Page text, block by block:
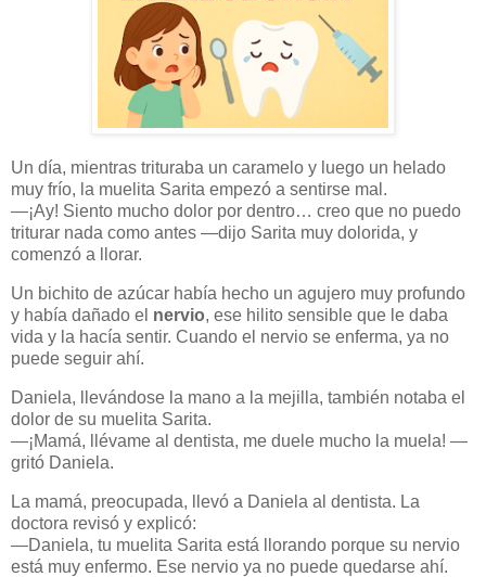
Un día, mientras trituraba un caramelo y luego un helado
muy frío, la muelita Sarita empezó a sentirse mal.
—¡Ay! Siento mucho dolor por dentro… creo que no puedo
triturar nada como antes —dijo Sarita muy dolorida, y
comenzó a llorar.
Un bichito de azúcar había hecho un agujero muy profundo
y había dañado el nervio, ese hilito sensible que le daba
vida y la hacía sentir. Cuando el nervio se enferma, ya no
puede seguir ahí.
Daniela, llevándose la mano a la mejilla, también notaba el
dolor de su muelita Sarita.
—¡Mamá, llévame al dentista, me duele mucho la muela! —
gritó Daniela.
La mamá, preocupada, llevó a Daniela al dentista. La
doctora revisó y explicó:
—Daniela, tu muelita Sarita está llorando porque su nervio
está muy enfermo. Ese nervio ya no puede quedarse ahí.